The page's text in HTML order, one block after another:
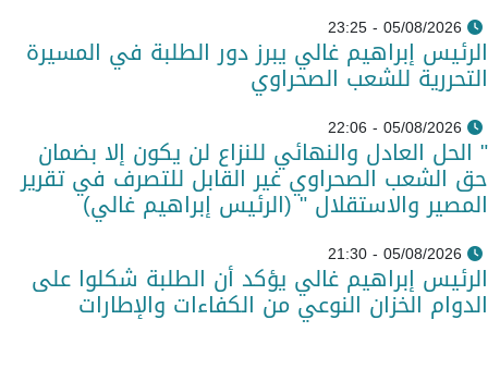
05/08/2026 - 23:25
الرئيس إبراهيم غالي يبرز دور الطلبة في المسيرة
التحررية للشعب الصحراوي
05/08/2026 - 22:06
" الحل العادل والنهائي للنزاع لن يكون إلا بضمان
حق الشعب الصحراوي غير القابل للتصرف في تقرير
المصير والاستقلال " (الرئيس إبراهيم غالي)
05/08/2026 - 21:30
الرئيس إبراهيم غالي يؤكد أن الطلبة شكلوا على
الدوام الخزان النوعي من الكفاءات والإطارات